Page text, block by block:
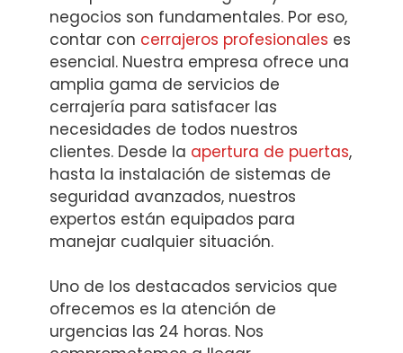
negocios son fundamentales. Por eso,
contar con cerrajeros profesionales es
esencial. Nuestra empresa ofrece una
amplia gama de servicios de
cerrajería para satisfacer las
necesidades de todos nuestros
clientes. Desde la apertura de puertas,
hasta la instalación de sistemas de
seguridad avanzados, nuestros
expertos están equipados para
manejar cualquier situación.
Uno de los destacados servicios que
ofrecemos es la atención de
urgencias las 24 horas. Nos